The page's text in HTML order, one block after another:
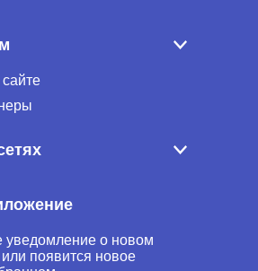
уведомление о новом
появится новое